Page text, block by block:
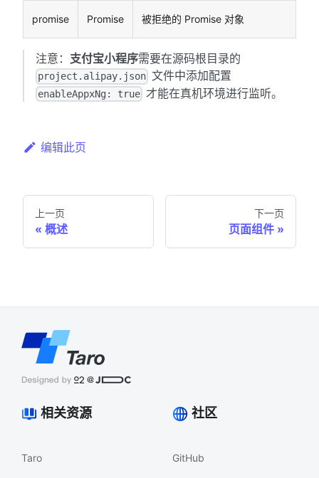
promise Promise 被拒绝的 Promise 对象
注意： 支付宝小程序需要在源码根目录的
project.alipay.json 文件中添加配置
enableAppxNg: true 才能在真机环境进行监听。
编辑此页
上一页
概述
下一页
页面组件
相关资源
Taro
社区
GitHub